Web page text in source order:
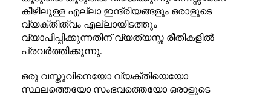
കീഴിലുള്ള എല്ലാ ഇന്ദ്രിയങ്ങളും ഒരാളുടെ
വ്യക്തിത്വം എല്ലായിടത്തും
വ്യാപിപ്പിക്കുന്നതിന് വ്യത്യസ്ത രീതികളിൽ
പ്രവർത്തിക്കുന്നു.
ഒരു വസ്തുവിനെയോ വ്യക്തിയെയോ
സ്ഥലത്തെയോ സംഭവത്തെയോ ഒരാളുടെ